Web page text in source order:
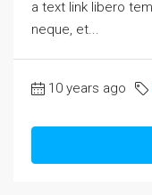
a text link libero
neque, et...
10 years ago